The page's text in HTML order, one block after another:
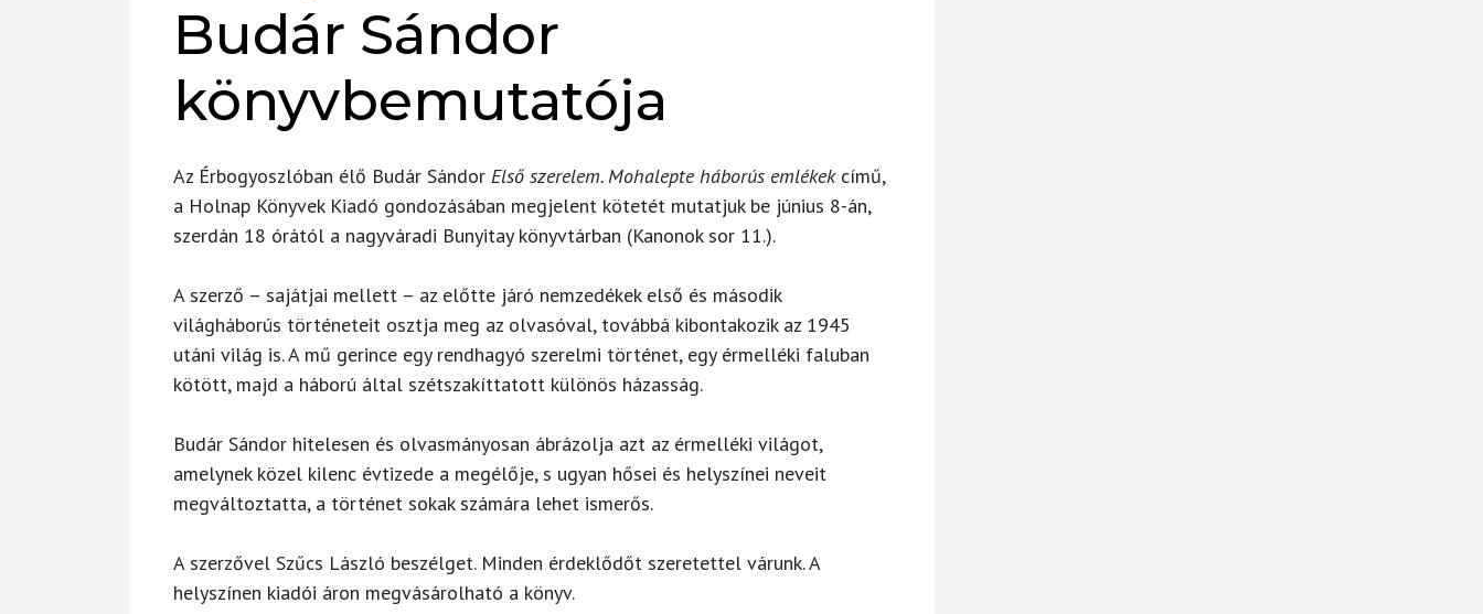
Budár Sándor
könyvbemutatója
Az Érbogyoszlóban élő Budár Sándor Első szerelem. Mohalepte háborús emlékekcímű,
a Holnap Könyvek Kiadó gondozásában megjelent kötetét mutatjuk be június 8-án,
szerdán 18 órától a nagyváradi Bunyitay könyvtárban (Kanonok sor 11.).
A szerző – sajátjai mellett – az előtte járó nemzedékek első és második
világháborús történeteit osztja meg az olvasóval, továbbá kibontakozik az 1945
utáni világ is. A mű gerince egy rendhagyó szerelmi történet, egy érmelléki faluban
kötött, majd a háború által szétszakíttatott különös házasság.
Budár Sándor hitelesen és olvasmányosan ábrázolja azt az érmelléki világot,
amelynek közel kilenc évtizede a megélője, s ugyan hősei és helyszínei neveit
megváltoztatta, a történet sokak számára lehet ismerős.
A szerzővel Szűcs László beszélget. Minden érdeklődőt szeretettel várunk. A
helyszínen kiadói áron megvásárolható a könyv.